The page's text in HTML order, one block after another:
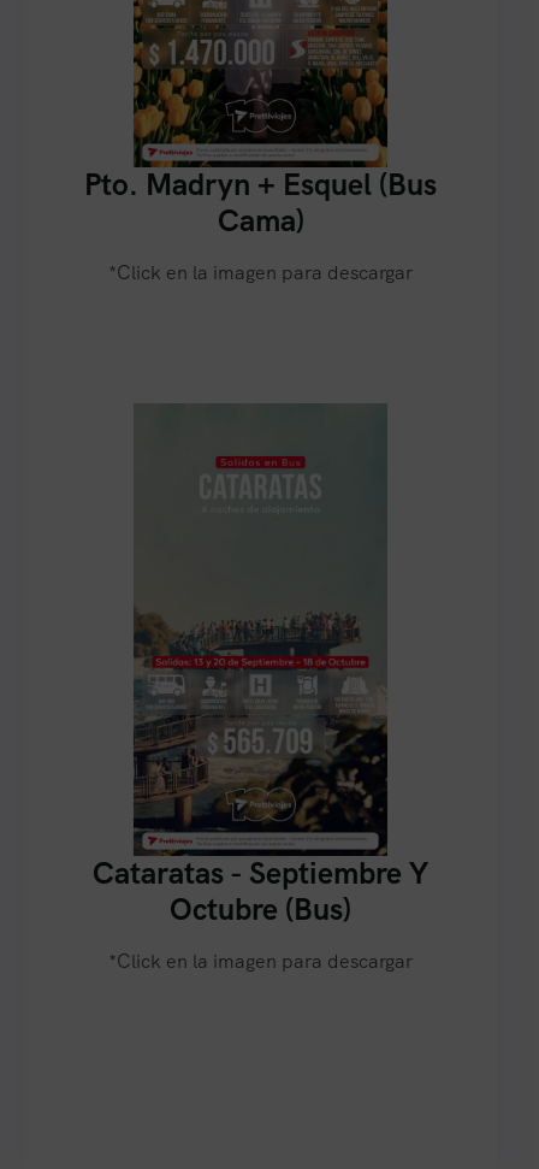
Pto. Madryn + Esquel (Bus
Cama)
*Click en la imagen para descargar
Cataratas - Septiembre Y
Octubre (Bus)
*Click en la imagen para descargar